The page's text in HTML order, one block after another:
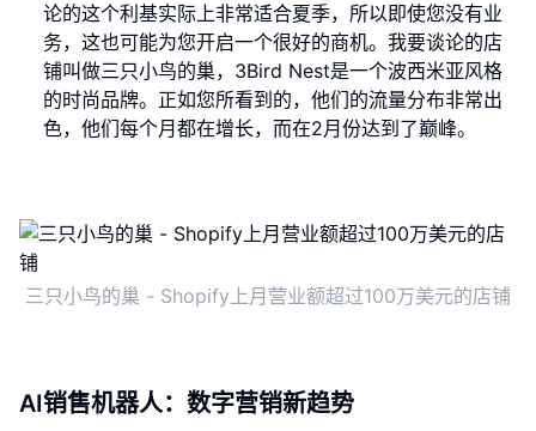
论的这个利基实际上非常适合夏季，所以即使您没有业
务，这也可能为您开启一个很好的商机。我要谈论的店
铺叫做三只小鸟的巢，3Bird Nest是一个波西米亚风格
的时尚品牌。正如您所看到的，他们的流量分布非常出
色，他们每个月都在增长，而在2月份达到了巅峰。
三只小鸟的巢 - Shopify上月营业额超过100万美元的店铺
AI销售机器人：数字营销新趋势